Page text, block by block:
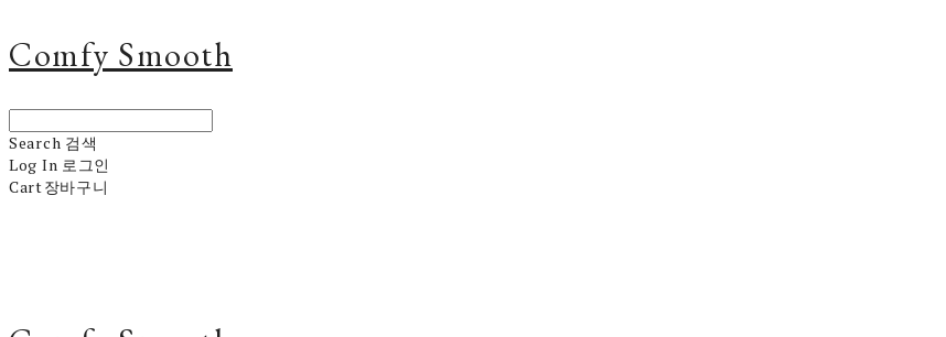
Comfy Smooth
Search 검색
Log In 로그인
Cart장바구니